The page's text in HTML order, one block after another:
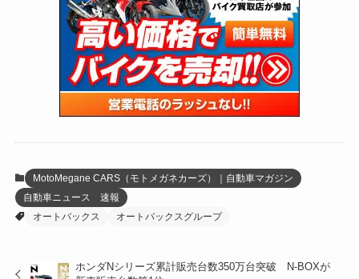
(12)
(63)
(109)
(47)
(15)
(5)
(6)
(17)
(5)
(131)
(21)
(61)
(98)
(13)
(60)
(274)
(171)
(38)
(47)
(59)
(47)
(204)
(34)
(35)
(41)
(19)
(12)
(16)
(16)
MotoMegane CARS（モトメガネカーズ）｜自動車マガジン
自動車ニュース 速報
オートバックス
オートバックスグループ
ホンダNシリーズ累計販売台数350万台突破 N-BOXが